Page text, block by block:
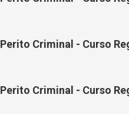
Perito Criminal - Curso
Perito Criminal - Curso